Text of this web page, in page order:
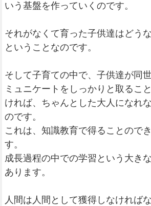
いう基盤を作っていくのです。
それがなくて育った子供達はどう
ということなのです。
そして子育ての中で、子供達が同
ミュニケートをしっかりと取るこ
ければ、ちゃんとした大人になれ
のです。
これは、知識教育で得ることので
す。
成長過程の中での学習という大き
あります。
人間は人間として獲得しなければ